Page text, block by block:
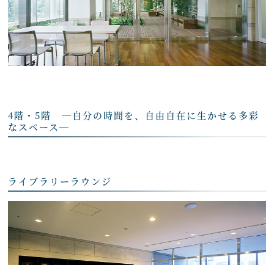
4階・5階 ―自分の時間を、自由自在に生かせる多彩
なスペース―
ライブラリーラウンジ